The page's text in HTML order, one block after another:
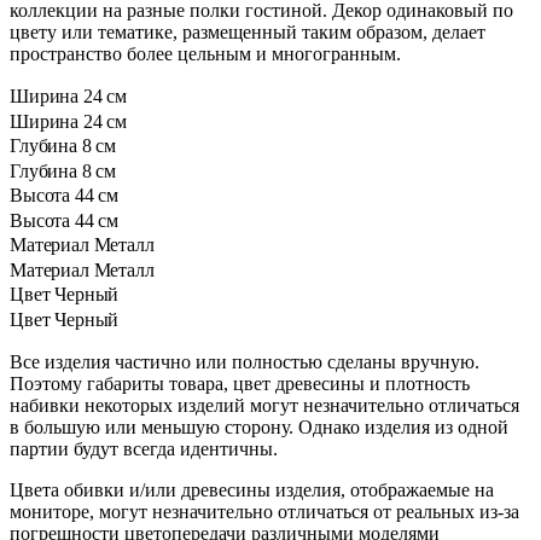
коллекции на разные полки гостиной. Декор одинаковый по
цвету или тематике, размещенный таким образом, делает
пространство более цельным и многогранным.
Ширина 24 см
Ширина 24 см
Глубина 8 см
Глубина 8 см
Высота 44 см
Высота 44 см
Материал Металл
Материал Металл
Цвет Черный
Цвет Черный
Все изделия частично или полностью сделаны вручную.
Поэтому габариты товара, цвет древесины и плотность
набивки некоторых изделий могут незначительно отличаться
в большую или меньшую сторону. Однако изделия из одной
партии будут всегда идентичны.
Цвета обивки и/или древесины изделия, отображаемые на
мониторе, могут незначительно отличаться от реальных из-за
погрешности цветопередачи различными моделями